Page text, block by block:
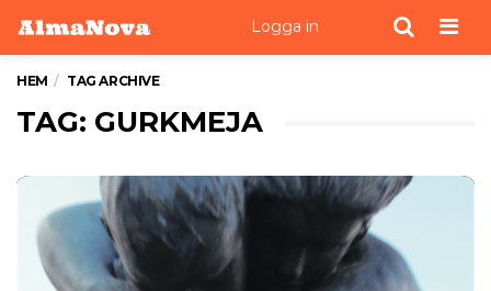
Logga in
HEM TAG ARCHIVE
TAG: GURKMEJA